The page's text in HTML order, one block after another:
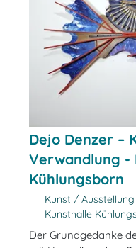
Dejo Denzer –
Verwandlung -
Kühlungsborn
Kunst / Ausstellung
Kunsthalle
Der Grundgedanke